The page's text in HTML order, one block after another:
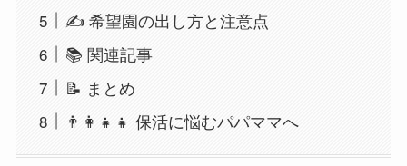
✍️ 希望園の出し方と注意点
📚 関連記事
📝 まとめ
👨‍👩‍👧‍👧 保活に悩むパパママへ